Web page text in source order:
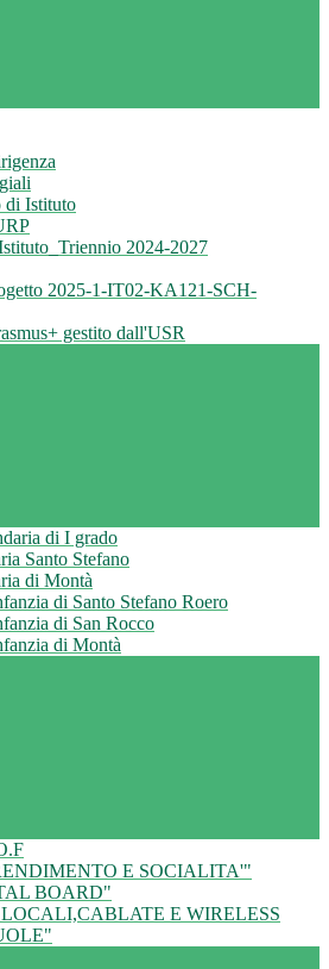
di Istituto
2024-2027
2025-1-IT02-KA121-SCH-
gestito dall'USR
di I grado
Santo Stefano
di Montà
di Santo Stefano Roero
di San Rocco
di Montà
E SOCIALITA'"
BOARD"
E WIRELESS